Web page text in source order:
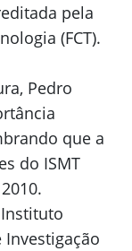
pela
(FCT).
Pedro
que a
do ISMT